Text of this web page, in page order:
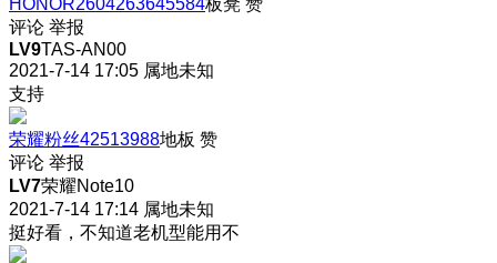
评论 举报
LV9TAS-AN00
2021-7-14 17:05 属地未知
支持
荣耀粉丝42513988地板 赞
评论 举报
LV7荣耀Note10
2021-7-14 17:14 属地未知
挺好看，不知道老机型能用不